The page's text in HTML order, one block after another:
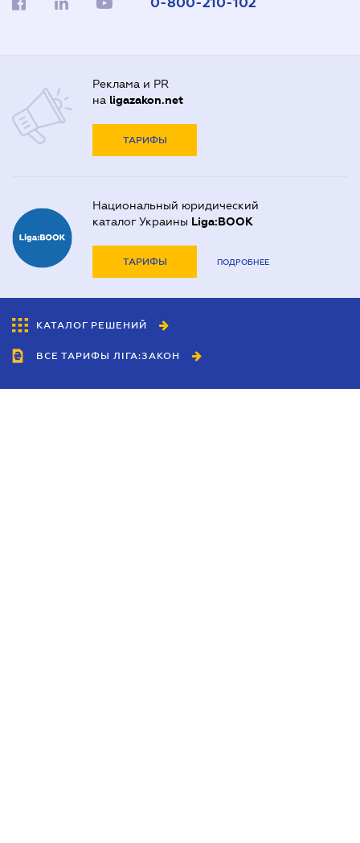
Реклама и PR
на ligazakon.net
ТАРИФЫ
Национальный юридический
каталог Украины Liga:BOOK
ТАРИФЫ ПОДРОБНЕЕ
КАТАЛОГ РЕШЕНИЙ
ВСЕ ТАРИФЫ ЛІГА:ЗАКОН